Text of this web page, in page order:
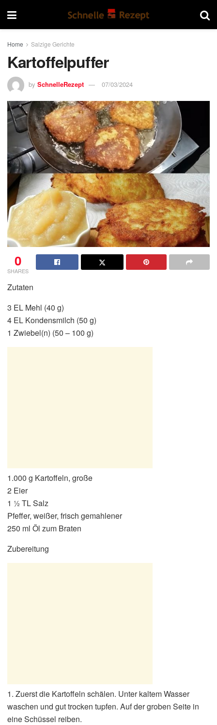
Home Salzige Gerichte
Kartoffelpuffer
by SchnelleRezept 07/03/2024
0
SHARES
Zutaten
3 EL Mehl (40 g)
4 EL Kondensmilch (50 g)
1 Zwiebel(n) (50 – 100 g)
1.000 g Kartoffeln, große
2 Eier
1 ½ TL Salz
Pfeffer, weißer, frisch gemahlener
250 ml Öl zum Braten
Zubereitung
1. Zuerst die Kartoffeln schälen. Unter kaltem Wasser
waschen und gut trocken tupfen. Auf der groben Seite in
eine Schüssel reiben.